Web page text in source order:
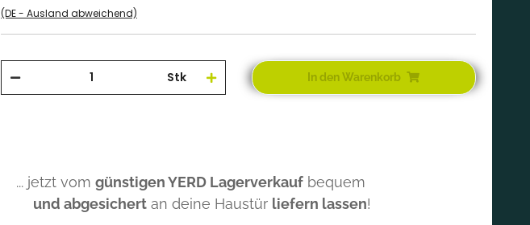
(DE - Ausland abweichend)
Stk In den Warenkorb
... jetzt vom günstigen YERD Lagerverkauf bequem
und abgesichert an deine Haustür liefern lassen!